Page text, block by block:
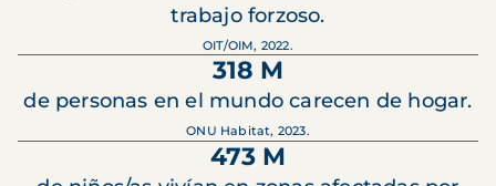
trabajo forzoso.
OIT/OIM, 2022.
318 M
de personas en el mundo carecen de hogar.
ONU Habitat, 2023.
473 M